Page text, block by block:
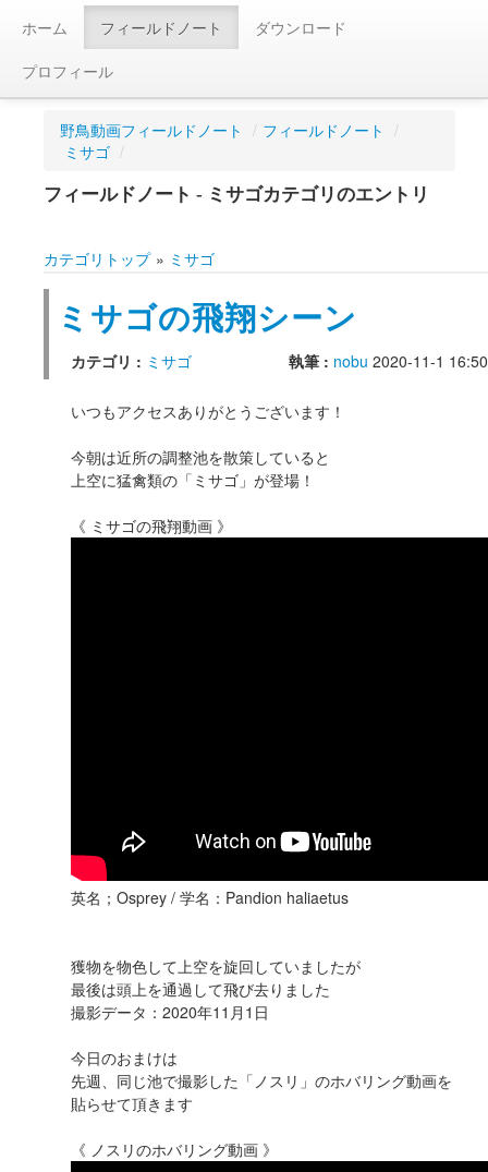
ホーム フィールドノート
ダウンロード
プロフィール
野鳥動画フィールドノート / フィールドノート /
ミサゴ /
フィールドノート - ミサゴカテゴリのエントリ
カテゴリトップ » ミサゴ
ミサゴの飛翔シーン
カテゴリ : ミサゴ 執筆 : nobu 2020-11-1 16:50
いつもアクセスありがとうございます！
今朝は近所の調整池を散策していると
上空に猛禽類の「ミサゴ」が登場！
《 ミサゴの飛翔動画 》
英名；Osprey / 学名：Pandion haliaetus
獲物を物色して上空を旋回していましたが
最後は頭上を通過して飛び去りました
撮影データ：2020年11月1日
今日のおまけは
先週、同じ池で撮影した「ノスリ」のホバリング動画を
貼らせて頂きます
《 ノスリのホバリング動画 》